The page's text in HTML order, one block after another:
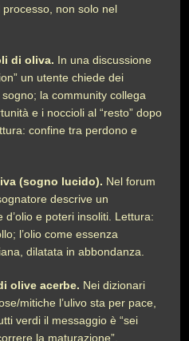
non solo nel
di oliva. In una discussione
un utente chiede dei
la community collega
e i noccioli al “resto” dopo
confine tra perdono e
(sogno lucido). Nel forum
descrive un
e poteri insoliti. Lettura:
l’olio come essenza
dilatata in abbondanza.
olive acerbe. Nei dizionari
mitiche l’ulivo sta per pace,
verdi il messaggio è “sei
la maturazione”.